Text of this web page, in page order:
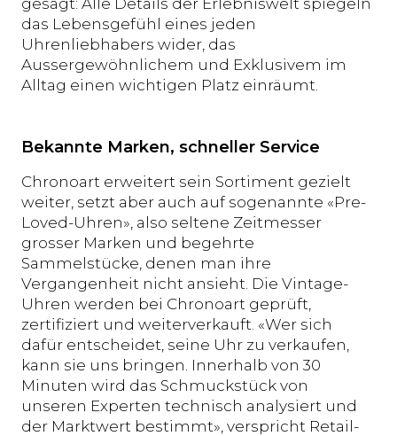
das Lebensgefühl eines jeden
Uhrenliebhabers wider, das
Aussergewöhnlichem und Exklusivem im
Alltag einen wichtigen Platz einräumt.
Bekannte Marken, schneller Service
Chronoart erweitert sein Sortiment gezielt
weiter, setzt aber auch auf sogenannte «Pre-
Loved-Uhren», also seltene Zeitmesser
grosser Marken und begehrte
Sammelstücke, denen man ihre
Vergangenheit nicht ansieht. Die Vintage-
Uhren werden bei Chronoart geprüft,
zertifiziert und weiterverkauft. «Wer sich
dafür entscheidet, seine Uhr zu verkaufen,
kann sie uns bringen. Innerhalb von 30
Minuten wird das Schmuckstück von
unseren Experten technisch analysiert und
der Marktwert bestimmt», verspricht Retail-